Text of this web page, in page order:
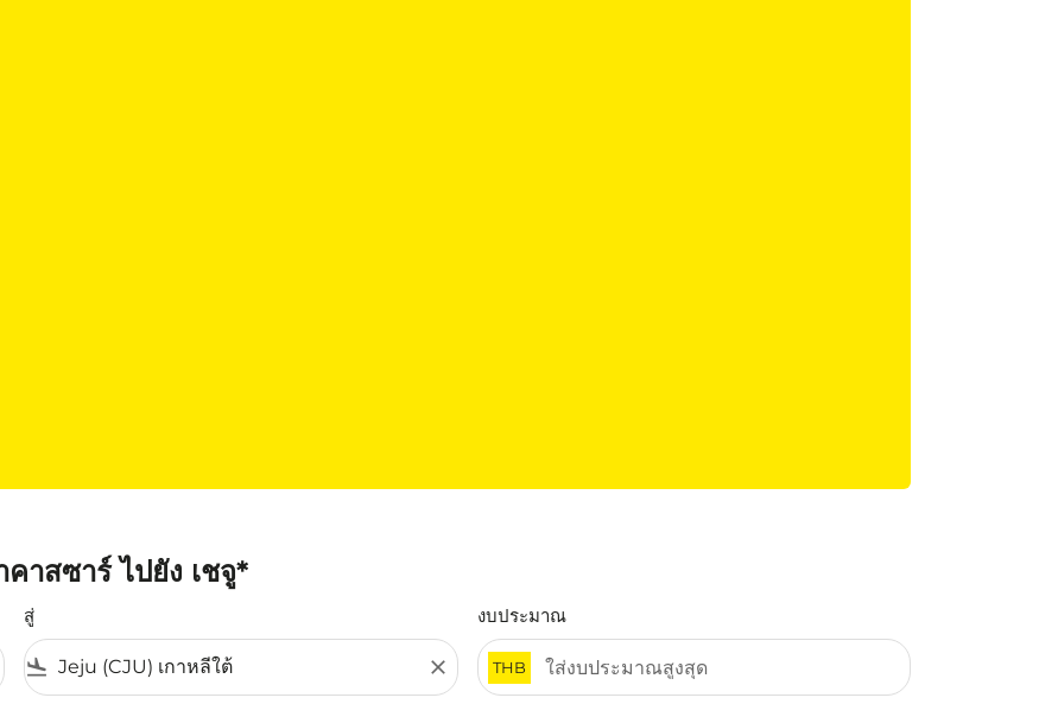
าสซาร์ ไปยัง เชจู*
สู่
flight_land close
งบประมาณ
THB